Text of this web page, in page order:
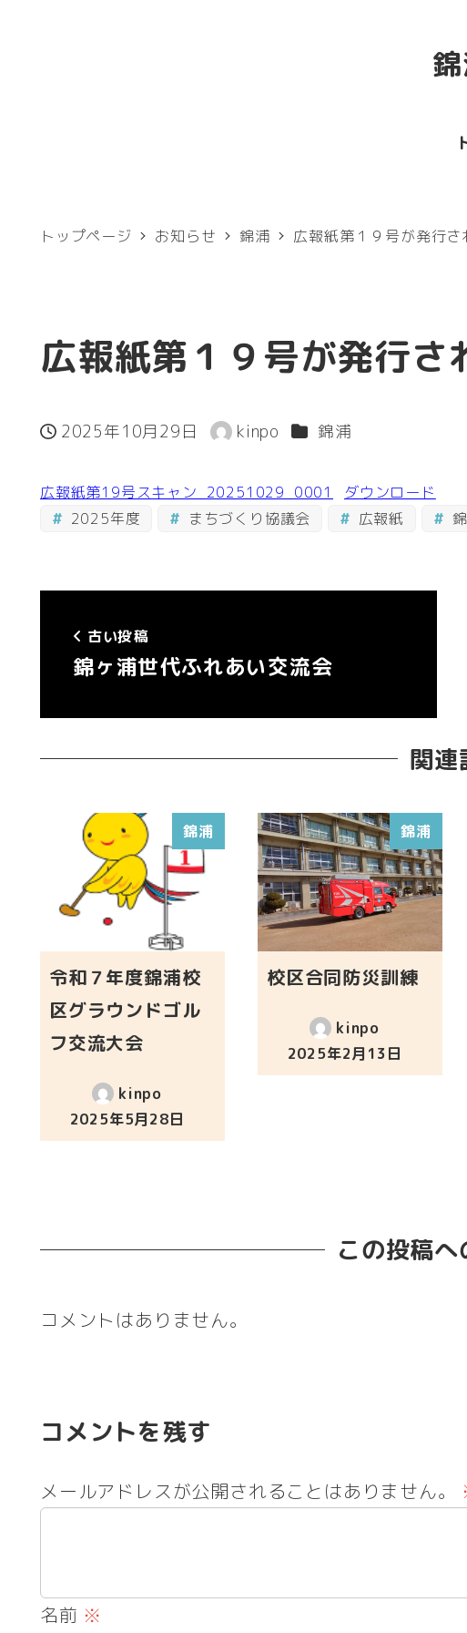
トップページ お知らせ 錦浦 広報紙第１９号が発行さ
広報紙第１９号が発行さ
投稿日
2025年10月29日
著
kinpo カテゴリー
錦浦
広報紙第19号スキャン_20251029_0001
ダウンロード
2025年度
まちづくり協議会 広報紙
古い投稿
錦ヶ浦世代ふれあい交流会
関連
錦浦
令和７年度錦浦校
区グラウンドゴル
フ交流大会
kinpo
投稿日
2025年5月28日
錦浦
校区合同防災訓練
kinpo
投稿日
2025年2月13日
この投稿
コメントはありません。
コメントを残す
メールアドレスが公開されることはありません。
名前 ※